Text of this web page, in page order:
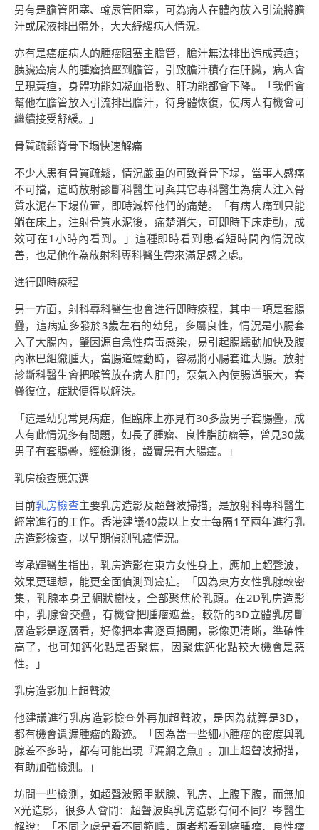
另有是膽管阻塞、輸尿管阻塞，可為病人在體內放入引流將膽
汁或尿液排出體外，大大紓緩病人情況。
亦有是癌症病人的腫瘤阻塞主膽管，膽汁無法排出造成黃疸；
胰臟癌病人的腫瘤擠壓到膽管，引致膽汁積存在肝臟，病人會
呈現黃疸，身體功能如凝血指數、肝功能都會下降。「我們會
幫他在膽管放入引流排出膽汁，待身體恢復，使病人有機會可
繼續接受舒緩。」
骨質疏鬆脊骨下塌快速解痛
不少人患有骨質疏鬆，情況嚴重的可致脊骨下塌，當事人感痛
不可擋，這時放射診斷科醫生可與其它專科醫生為病人注入骨
質水泥在下塌位置，即時減輕他們的痛楚。「有病人痛到只能
躺在床上，注射骨質水泥後，痛楚消失，可即時下床走動，成
效可在1小時內看到。」這種即時看到患者短時間內情況改
善，也是他作為放射科專科醫生帶來滿足感之處。
進行即時療程
另一方面，射科專科醫生也會進行即時療程，其中一項是套腸
疊，這病症多發於3歲左右的幼兒，多屬良性，情況是小腸套
入了大腸內，肇因源自急性病毒感染，易引起腸蠕動加快及腹
內淋巴組織腫大，當腸道蠕動時，容易將小腸套進大腸。放射
診斷科醫生會把喉管放在病人肛門，泵氣入內使腸道脹大，套
疊復位，症狀便得以解決。
「這是幼兒常見病症，但臨床上亦見有30多歲男子套腸疊，成
人有此情況多有問題，如長了腫瘤、良性脂肪瘤等，曾見30歲
男子有套腸疊，經檢測後，證實患有大腸癌。」
乳房檢查應怎選
目前乳房檢查主要乳房造影及超聲波掃描，是放射科專科醫生
經常進行的工作。香港建議40歲以上女士每隔1至兩年進行乳
房造影檢查，以早期偵測乳癌情況。
岑承輝醫生指出，乳房造影在東方女性身上，應加上超聲波，
效果更理想，能更全面偵測到癌症。「因為東方女性乳腺較密
集，乳腺本身呈網狀樹枝，全部聚焦於乳頭。在2D乳房造影
中，乳腺會交疊，有機會把腫瘤遮蓋。較新的3D立體乳房斷
層造影是逐層看，好像把本書逐頁揭開，影像更清晰，準確性
高了，也可知鈣化點是否聚焦，因聚焦鈣化點較大機會是惡
性。」
乳房造影加上超聲波
他建議進行乳房造影檢查外再加超聲波，是因為就算是3D，
都有機會遺漏腫瘤的蹤迹。「因為當一些細小腫瘤的密度與乳
腺差不多時，都有可能出現『漏網之魚』。加上超聲波掃描，
有助加強檢測。」
坊間一些檢測，如超聲波照甲狀腺、乳房、上腹下腹，而無加
X光造影，很多人會問：超聲波與乳房造影有何不同？岑醫生
解說：「不同之處是看不同範疇，兩者都看到癌腫瘤、良性瘤